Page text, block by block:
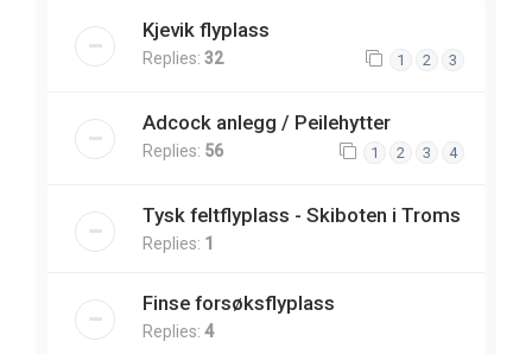
Kjevik flyplass
Replies: 32 1 2 3
Adcock anlegg / Peilehytter
Replies: 56 1 2 3 4
Tysk feltflyplass - Skiboten i Troms
Replies: 1
Finse forsøksflyplass
Replies: 4